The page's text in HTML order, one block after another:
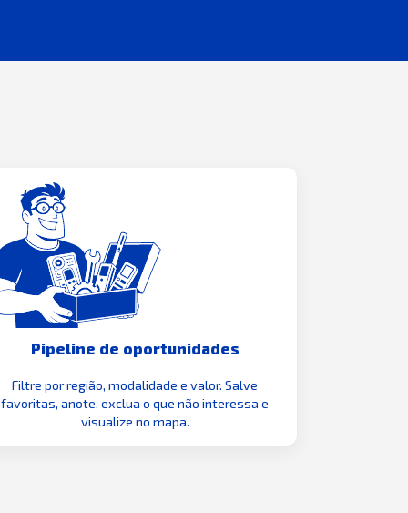
Pipeline de oportunidades
Filtre por região, modalidade e valor. Salve
favoritas, anote, exclua o que não interessa e
visualize no mapa.